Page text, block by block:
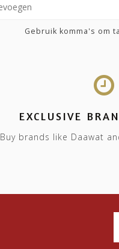
Gebruik komma's om
EXCLUSIVE
Buy brands like Daawat